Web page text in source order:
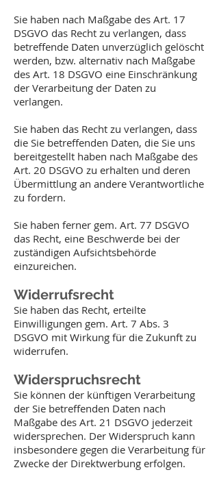
Sie haben nach Maßgabe des Art. 17
DSGVO das Recht zu verlangen, dass
betreffende Daten unverzüglich gelöscht
werden, bzw. alternativ nach Maßgabe
des Art. 18 DSGVO eine Einschränkung
der Verarbeitung der Daten zu
verlangen.
Sie haben das Recht zu verlangen, dass
die Sie betreffenden Daten, die Sie uns
bereitgestellt haben nach Maßgabe des
Art. 20 DSGVO zu erhalten und deren
Übermittlung an andere Verantwortliche
zu fordern.
Sie haben ferner gem. Art. 77 DSGVO
das Recht, eine Beschwerde bei der
zuständigen Aufsichtsbehörde
einzureichen.
Widerrufsrecht
Sie haben das Recht, erteilte
Einwilligungen gem. Art. 7 Abs. 3
DSGVO mit Wirkung für die Zukunft zu
widerrufen.
Widerspruchsrecht
Sie können der künftigen Verarbeitung
der Sie betreffenden Daten nach
Maßgabe des Art. 21 DSGVO jederzeit
widersprechen. Der Widerspruch kann
insbesondere gegen die Verarbeitung für
Zwecke der Direktwerbung erfolgen.